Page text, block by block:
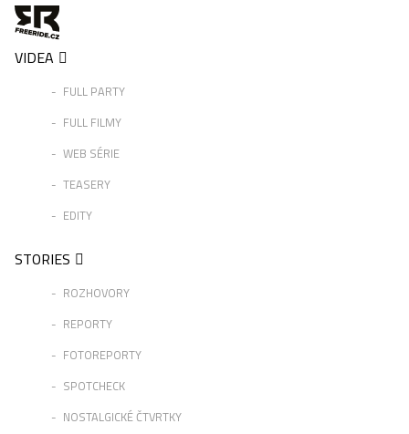
VIDEA
FULL PARTY
FULL FILMY
WEB SÉRIE
TEASERY
EDITY
STORIES
ROZHOVORY
REPORTY
FOTOREPORTY
SPOTCHECK
NOSTALGICKÉ ČTVRTKY